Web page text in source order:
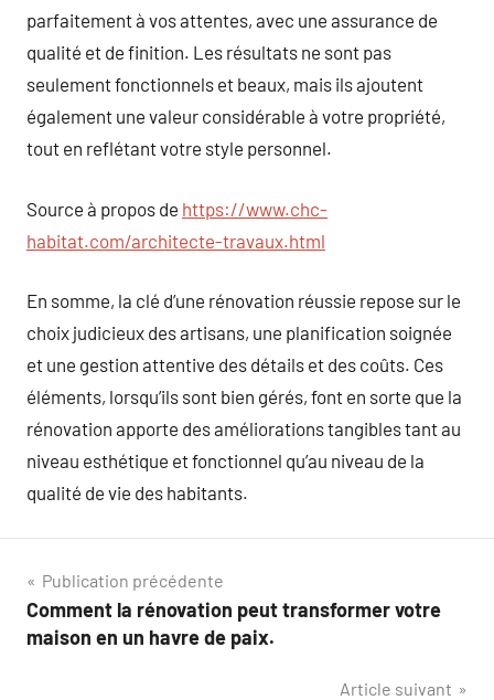
parfaitement à vos attentes, avec une assurance de
qualité et de finition. Les résultats ne sont pas
seulement fonctionnels et beaux, mais ils ajoutent
également une valeur considérable à votre propriété,
tout en reflétant votre style personnel.
Source à propos de https://www.chc-
habitat.com/architecte-travaux.html
En somme, la clé d’une rénovation réussie repose sur le
choix judicieux des artisans, une planification soignée
et une gestion attentive des détails et des coûts. Ces
éléments, lorsqu’ils sont bien gérés, font en sorte que la
rénovation apporte des améliorations tangibles tant au
niveau esthétique et fonctionnel qu’au niveau de la
qualité de vie des habitants.
Navigation
de
Publication précédente
Comment la rénovation peut transformer votre
maison en un havre de paix.
Article suivant